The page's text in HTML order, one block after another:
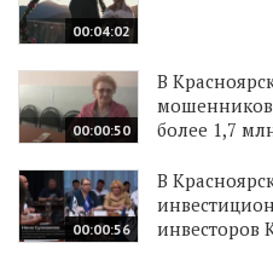
00:04:02
00:00:50
В
более 1,7
00:00:56
В
инвесторов